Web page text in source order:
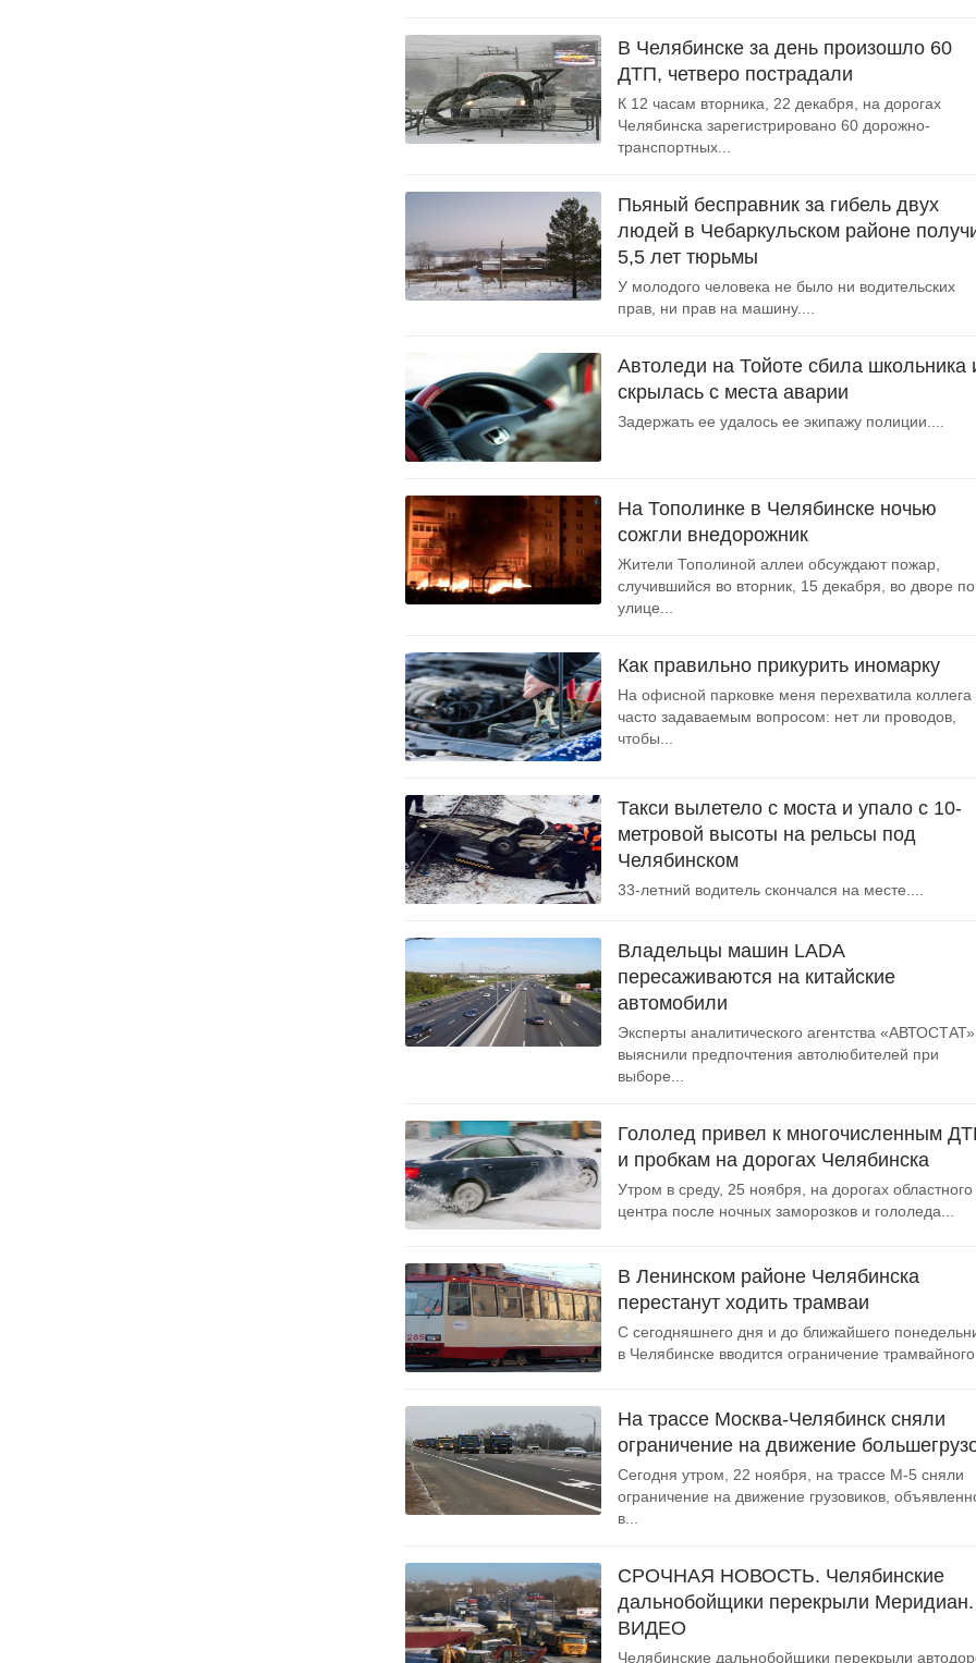
В Челябинске за день произошло 60
ДТП, четверо пострадали
К 12 часам вторника, 22 декабря, на дорогах
Челябинска зарегистрировано 60 дорожно-
транспортных...
Пьяный бесправник за гибель двух
людей в Чебаркульском районе
5,5 лет тюрьмы
У молодого человека не было ни водительских
прав, ни прав на машину....
Автоледи на Тойоте сбила школьника
скрылась с места аварии
Задержать ее удалось ее экипажу полиции....
На Тополинке в Челябинске ночью
сожгли внедорожник
Жители Тополиной аллеи обсуждают пожар,
случившийся во вторник, 15 декабря, во дворе по
улице...
Как правильно прикурить иномарку
На офисной парковке меня перехватила коллега
часто задаваемым вопросом: нет ли проводов,
чтобы...
Такси вылетело с моста и упало с 10-
метровой высоты на рельсы под
Челябинском
33-летний водитель скончался на месте....
Владельцы машин LADA
пересаживаются на китайские
автомобили
Эксперты аналитического агентства «АВТОСТАТ»
выяснили предпочтения автолюбителей при
выборе...
Гололед привел к многочисленным
и пробкам на дорогах Челябинска
Утром в среду, 25 ноября, на дорогах областного
центра после ночных заморозков и гололеда...
В Ленинском районе Челябинска
перестанут ходить трамваи
С сегодняшнего дня и до ближайшего
в Челябинске вводится ограничение
На трассе Москва-Челябинск сняли
ограничение на движение
Сегодня утром, 22 ноября, на трассе М-5 сняли
ограничение на движение грузовиков,
в...
СРОЧНАЯ НОВОСТЬ. Челябинские
дальнобойщики перекрыли Меридиан.
ВИДЕО
Челябинские дальнобойщики перекрыли